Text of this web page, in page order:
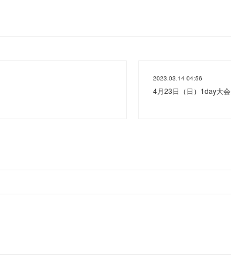
2023.03.14 04:56
4月23日（日）1day大会